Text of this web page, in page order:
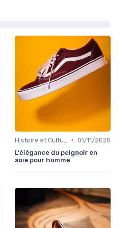
• 01/11/2025
L'élégance du peignoir en
soie pour homme